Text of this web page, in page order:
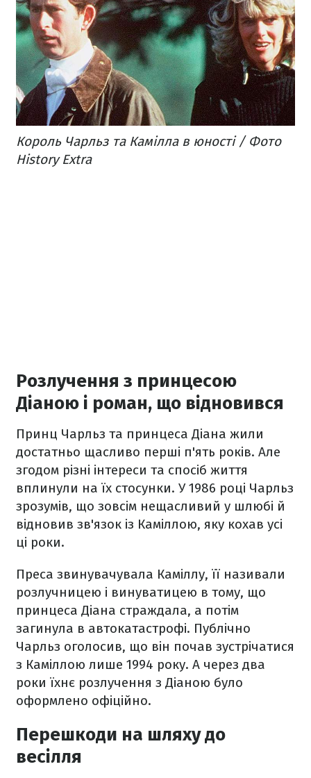
Король Чарльз та Камілла в юності / Фото
History Extra
Розлучення з принцесою
Діаною і роман, що відновився
Принц Чарльз та принцеса Діана жили
достатньо щасливо перші п'ять років. Але
згодом різні інтереси та спосіб життя
вплинули на їх стосунки. У 1986 році Чарльз
зрозумів, що зовсім нещасливий у шлюбі й
відновив зв'язок із Каміллою, яку кохав усі
ці роки.
Преса звинувачувала Каміллу, її називали
розлучницею і винуватицею в тому, що
принцеса Діана страждала, а потім
загинула в автокатастрофі. Публічно
Чарльз оголосив, що він почав зустрічатися
з Каміллою лише 1994 року. А через два
роки їхнє розлучення з Діаною було
оформлено офіційно.
Перешкоди на шляху до
весілля